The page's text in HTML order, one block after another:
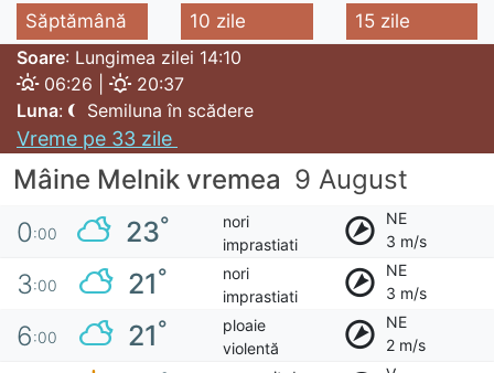
Săptămână 10 zile
15 zile
Soare: Lungimea zilei 14:10
06:26 |
20:37
Luna: Semiluna în scădere
Vreme pe 33 zile
Mâine Melnik vremea 9 August
0:00 23°
nori
imprastiati
NE
3 m/s
3:00 21°
nori
imprastiati
NE
3 m/s
6:00 21°
ploaie
violentă
NE
2 m/s